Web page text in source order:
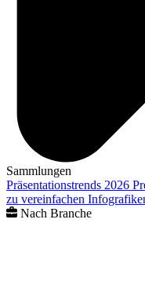
Sammlungen
Präsentationstrends 2026
zu vereinfachen
Nach Branche